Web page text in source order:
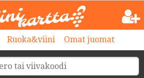
Ruoka&viini Omat juomat